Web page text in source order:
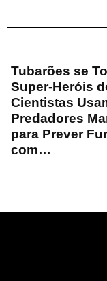
Tubarões se
Super-Heróis
Cientistas
Predadores
para Prever
com…